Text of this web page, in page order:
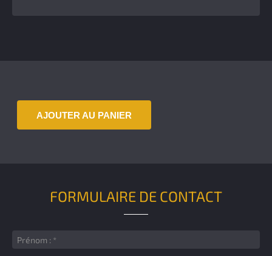
AJOUTER AU PANIER
FORMULAIRE DE CONTACT